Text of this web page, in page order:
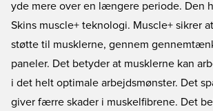
yde mere over en længere periode. Den
Skins muscle+ teknologi. Muscle+ sikrer
støtte til musklerne, gennem
paneler. Det betyder at musklerne kan
i det helt optimale arbejdsmønster. Det
giver færre skader i muskelfibrene. Det